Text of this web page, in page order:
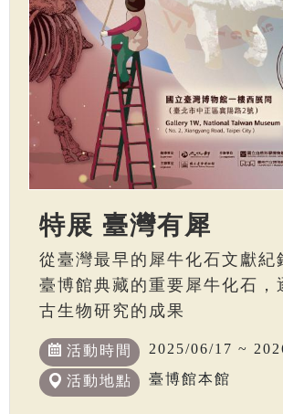
特展 臺灣有犀
從臺灣最早的犀牛化石文獻紀
臺博館典藏的重要犀牛化石，
古生物研究的成果
活動時間 2025/06/17 ~
活動地點 臺博館本館